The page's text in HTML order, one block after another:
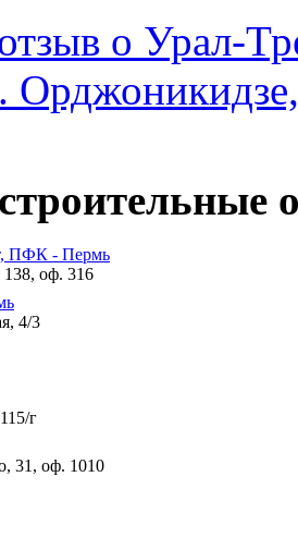
о Урал-
ПФК - Пермь
оф. 316
4/3
г
31, оф. 1010